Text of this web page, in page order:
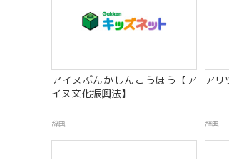
アイヌぶんかしんこうほう【ア
イヌ文化振興法】
辞典
アリ
辞典